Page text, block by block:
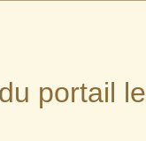
portail